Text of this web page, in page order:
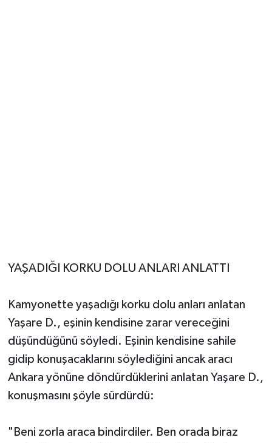
YAŞADIĞI KORKU DOLU ANLARI ANLATTI
Kamyonette yaşadığı korku dolu anları anlatan
Yaşare D., eşinin kendisine zarar vereceğini
düşündüğünü söyledi. Eşinin kendisine sahile
gidip konuşacaklarını söylediğini ancak aracı
Ankara yönüne döndürdüklerini anlatan Yaşare D.,
konuşmasını şöyle sürdürdü:
"Beni zorla araca bindirdiler. Ben orada biraz